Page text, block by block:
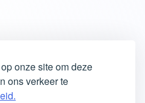
onze site om deze
ons verkeer te